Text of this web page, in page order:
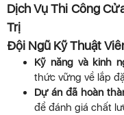
Dịch Vụ Thi Công
Trị
Đội Ngũ Kỹ Thuật
Kỹ năng và kinh
thức vững về lắp
Dự án đã hoàn
để đánh giá chất